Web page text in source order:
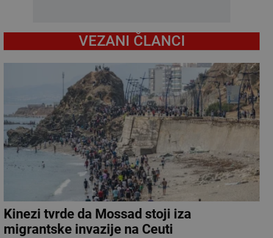
VEZANI ČLANCI
Kinezi tvrde da Mossad stoji iza
migrantske invazije na Ceuti